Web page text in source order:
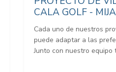
CALA GOLF -
Cada uno de nuestros
puede adaptar a las
Junto con nuestro equipo